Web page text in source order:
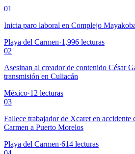
01
Inicia paro laboral en Complejo
Playa del Carmen·1,996 lecturas
02
Asesinan al creador de contenido César
transmisión en Culiacán
México·12 lecturas
03
Fallece trabajador de Xcaret en accidente
Carmen a Puerto Morelos
Playa del Carmen·614 lecturas